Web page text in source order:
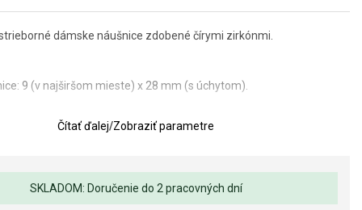
dámske náušnice zdobené čírymi zirkónmi.
9 (v najširšom mieste) x 28 mm (s úchytom).
a spracovania je pre nás prvoradá. Povrchová úprava a osadenie
Čítať ďalej/Zobraziť parametre
SKLADOM: Doručenie do 2 pracovných dní